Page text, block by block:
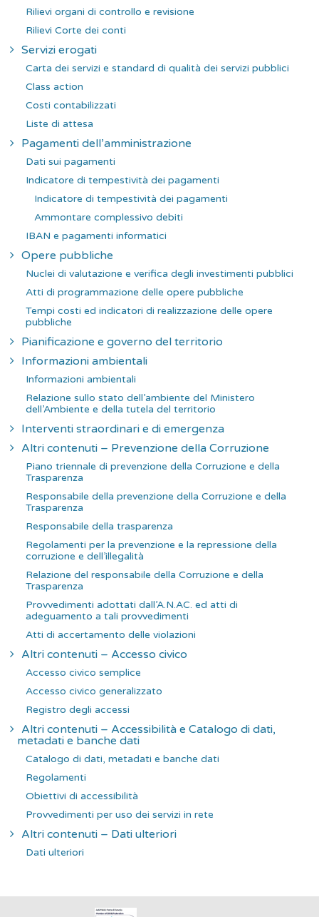
Rilievi organi di controllo e revisione
Rilievi Corte dei conti
Servizi erogati
Carta dei servizi e standard di qualità dei servizi pubblici
Class action
Costi contabilizzati
Liste di attesa
Pagamenti dell’amministrazione
Dati sui pagamenti
Indicatore di tempestività dei pagamenti
Indicatore di tempestività dei pagamenti
Ammontare complessivo debiti
IBAN e pagamenti informatici
Opere pubbliche
Nuclei di valutazione e verifica degli investimenti pubblici
Atti di programmazione delle opere pubbliche
Tempi costi ed indicatori di realizzazione delle opere
pubbliche
Pianificazione e governo del territorio
Informazioni ambientali
Informazioni ambientali
Relazione sullo stato dell’ambiente del Ministero
dell’Ambiente e della tutela del territorio
Interventi straordinari e di emergenza
Altri contenuti – Prevenzione della Corruzione
Piano triennale di prevenzione della Corruzione e della
Trasparenza
Responsabile della prevenzione della Corruzione e della
Trasparenza
Responsabile della trasparenza
Regolamenti per la prevenzione e la repressione della
corruzione e dell’illegalità
Relazione del responsabile della Corruzione e della
Trasparenza
Provvedimenti adottati dall’A.N.AC. ed atti di
adeguamento a tali provvedimenti
Atti di accertamento delle violazioni
Altri contenuti – Accesso civico
Accesso civico semplice
Accesso civico generalizzato
Registro degli accessi
Altri contenuti – Accessibilità e Catalogo di dati,
metadati e banche dati
Catalogo di dati, metadati e banche dati
Regolamenti
Obiettivi di accessibilità
Provvedimenti per uso dei servizi in rete
Altri contenuti – Dati ulteriori
Dati ulteriori